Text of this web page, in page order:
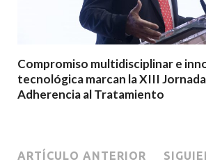
Compromiso multidisciplinar e
tecnológica marcan la XIII
Adherencia al Tratamiento
ARTÍCULO ANTERIOR